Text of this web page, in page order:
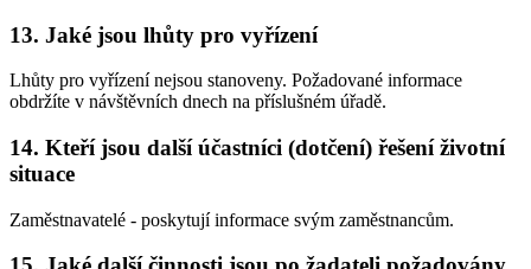
13. Jaké jsou lhůty pro vyřízení
Lhůty pro vyřízení nejsou stanoveny. Požadované informace
obdržíte v návštěvních dnech na příslušném úřadě.
14. Kteří jsou další účastníci (dotčení) řešení životní
situace
Zaměstnavatelé - poskytují informace svým zaměstnancům.